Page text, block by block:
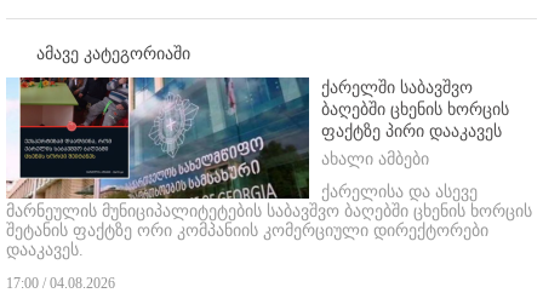
ამავე კატეგორიაში
ქარელში საბავშვო
ბაღებში ცხენის ხორცის
ფაქტზე პირი დააკავეს
ახალი ამბები
ქარელისა და ასევე
მარნეულის მუნიციპალიტეტების საბავშვო ბაღებში ცხენის ხორცის
შეტანის ფაქტზე ორი კომპანიის კომერციული დირექტორები
დააკავეს.
17:00 / 04.08.2026